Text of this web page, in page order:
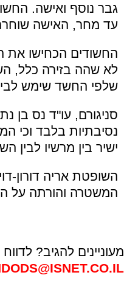
גבר נוסף ואישה.
עד מחר, האישה
החשודים הכחישו את
לא שהה בזירה כלל,
שלפי החשד שימש
סניגורם, עו"ד נס בן
נסיבתיות בלבד וכי
ישיר בין מרשיו לבין
השופטת אריה דורון-
המשטרה והורתה על
מעוניינים להגיב?